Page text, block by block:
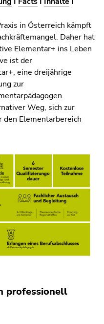
in Österreich kämpft
Daher hat
Elementar+ ins Leben
ist der
eine dreijährige
zur
Weg, sich zur
den Elementarbereich
professionell